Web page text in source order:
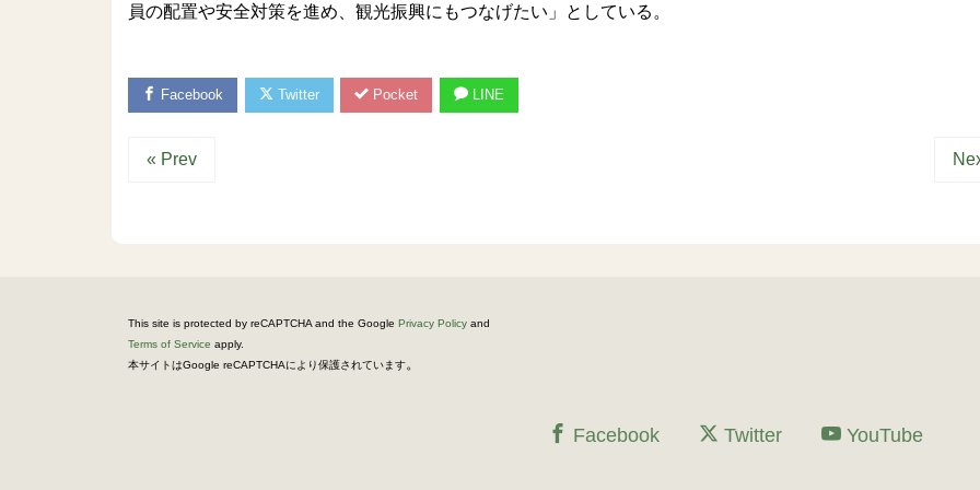
員の配置や安全対策を進め、観光振興にもつなげたい」としている。
Facebook Twitter Pocket LINE
« Prev
This site is protected by reCAPTCHA and the Google Privacy Policy and
Terms of Service apply.
本サイトはGoogle reCAPTCHAにより保護されています。
Facebook Twitter YouTube